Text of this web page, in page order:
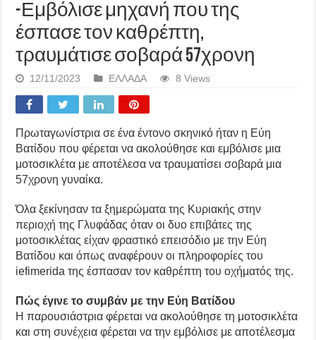
-Εμβόλισε μηχανή που της
έσπασε τον καθρέπτη,
τραυμάτισε σοβαρά 57χρονη
12/11/2023 ΕΛΛΑΔΑ 8 Views
Πρωταγωνίστρια σε ένα έντονο σκηνικό ήταν η Εύη
Βατίδου που φέρεται να ακολούθησε και εμβόλισε μια
μοτοσικλέτα με αποτέλεσα να τραυματίσει σοβαρά μια
57χρονη γυναίκα.
Όλα ξεκίνησαν τα ξημερώματα της Κυριακής στην
περιοχή της Γλυφάδας όταν οι δυο επιβάτες της
μοτοσικλέτας είχαν φραστικό επεισόδιο με την Εύη
Βατίδου και όπως αναφέρουν οι πληροφορίες του
iefimerida της έσπασαν τον καθρέπτη του οχήματός της.
Πώς έγινε το συμβάν με την Εύη Βατίδου
Η παρουσιάστρια φέρεται να ακολούθησε τη μοτοσικλέτα
και στη συνέχεια φέρεται να την εμβόλισε με αποτέλεσμα